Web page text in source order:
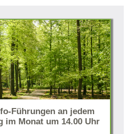
Führungen an jedem
im Monat um 14.00 Uhr